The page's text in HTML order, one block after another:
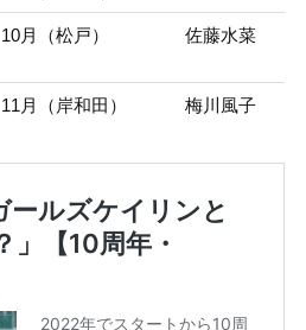
10月（松戸） 佐藤水菜
11月（岸和田） 梅川風子